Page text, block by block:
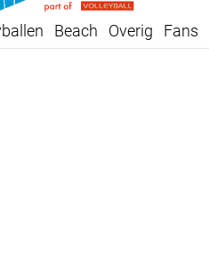
Beach Overig Fans